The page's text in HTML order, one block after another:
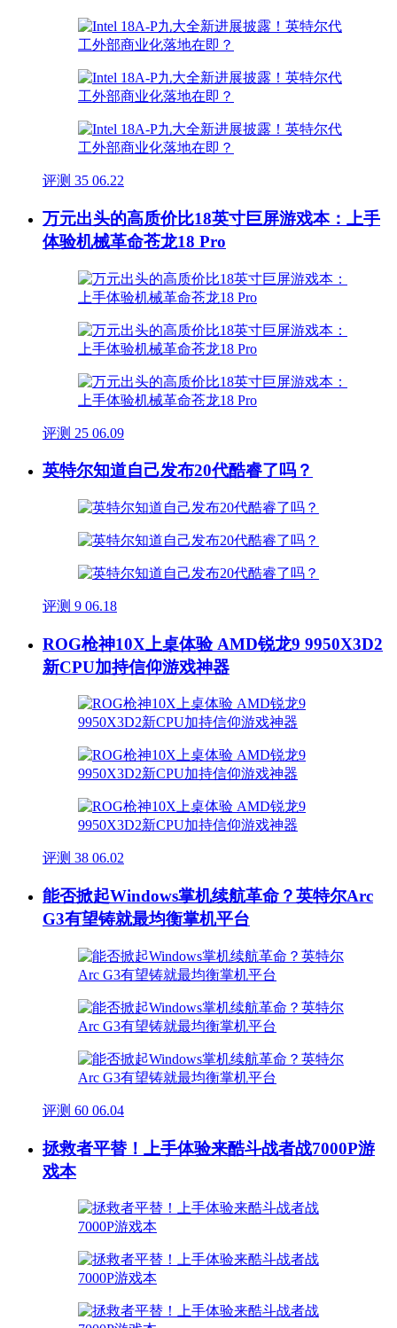
评测 35 06.22
万元出头的高质价比18英寸巨屏游戏本：上手
体验机械革命苍龙18 Pro
评测 25 06.09
英特尔知道自己发布20代酷睿了吗？
评测 9 06.18
ROG枪神10X上桌体验 AMD锐龙9 9950X3D2
新CPU加持信仰游戏神器
评测 38 06.02
能否掀起Windows掌机续航革命？英特尔Arc
G3有望铸就最均衡掌机平台
评测 60 06.04
拯救者平替！上手体验来酷斗战者战7000P游
戏本